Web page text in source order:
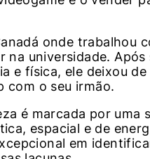
onde
na universidade.
e física, ele deixou
com o seu irmão.
é marcada por
espacial e de
em